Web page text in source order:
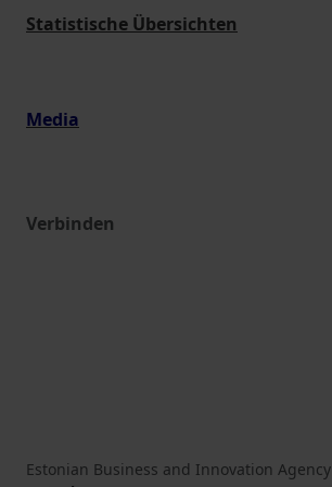
Statistische Übersichten
Media
Verbinden
Estonian Business and Innovation Agency